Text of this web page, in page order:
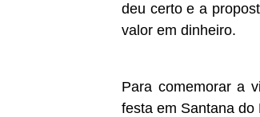
deu certo e a
valor em dinheiro.
Para comemorar a
festa em Santana do